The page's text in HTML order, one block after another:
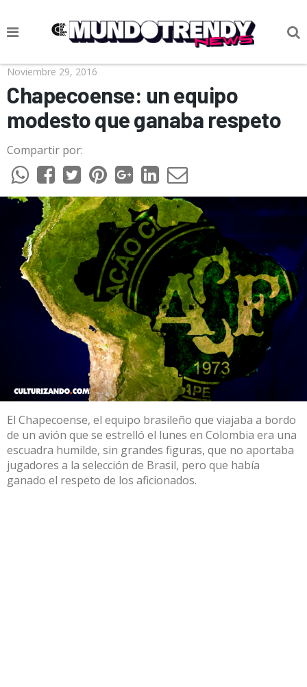
NOTICIAS
CULTURA POP
CIENCIA Y TECNOLOGÍA
VIDA
SOCIEDAD
CULTURIZANDO.COM
Noviembre 29, 2016
Chapecoense: un equipo
modesto que ganaba respeto
Compartir por:
El Chapecoense, el equipo brasileño que viajaba a bordo
de un avión que se estrelló el lunes en Colombia era una
escuadra humilde, sin grandes figuras, que no aportaba
jugadores a la selección de Brasil, pero que había
ganado el respeto de los aficionados.